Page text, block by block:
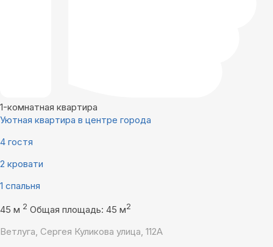
1-комнатная квартира
Уютная квартира в центре города
4 гостя
2 кровати
1 спальня
45 м 2 Общая площадь: 45 м2
Ветлуга, Сергея Куликова улица, 112А